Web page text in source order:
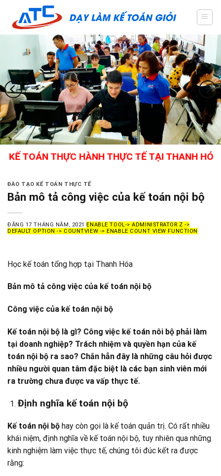
content
THỰC HÀNH THỰC TẾ TẠI THANH HÓA -
ĐÀO TẠO KẾ TOÁN THỰC TẾ
Bản mô tả công việc của kế toán nội bộ
ĐĂNG 17 THÁNG NĂM, 2021 ENABLE TOOL-> ADMINISTRATOR Z ->
DEFAULT OPTION -> COUNTVIEW -> ENABLE COUNT VIEW FUNCTION
Học kế toán tổng hợp tại Thanh Hóa
Bản mô tả công việc của kế toán nội bộ
Công việc của kế toán nội bộ
Kế toán nội bộ là gì? Công việc kế toán nôi bộ phải làm
tại doanh nghiệp? Trách nhiệm và quyền hạn của kế
toán nội bộ ra sao? Chắn hẳn đây là những câu hỏi được
nhiều người quan tâm đặc biệt là các bạn sinh viên mới
ra trường chưa được va vấp thực tế.
Định nghĩa kế toán nội bộ
Kế toán nội bộ hay còn gọi là kế toán quản trị. Có rất nhiều
khái niệm, định nghĩa về kế toán nội bộ, tuy nhiên qua những
kinh nghiệm làm việc thực tế, chúng tôi đúc kết ra được
rằng: